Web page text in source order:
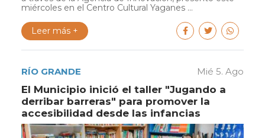
miércoles en el Centro Cultural Yaganes ...
Leer más +
RÍO GRANDE Mié 5. Ago
El Municipio inició el taller "Jugando a
derribar barreras" para promover la
accesibilidad desde las infancias